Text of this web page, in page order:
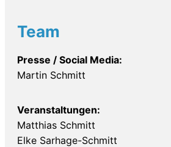
Team
Presse / Social Media:
Martin Schmitt
Veranstaltungen:
Matthias Schmitt
Elke Sarhage-Schmitt